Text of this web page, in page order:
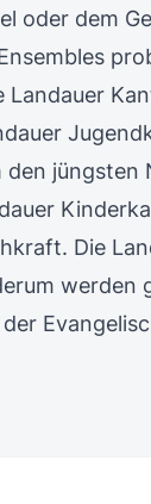
oder dem
Landauer
jüngsten
Die
werden